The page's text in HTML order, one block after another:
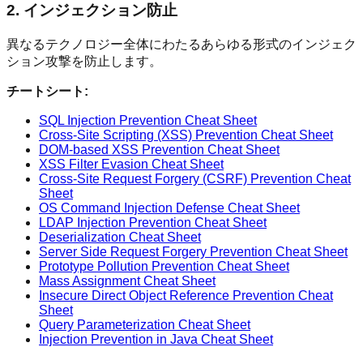
2. インジェクション防止
異なるテクノロジー全体にわたるあらゆる形式のインジェク
ション攻撃を防止します。
チートシート:
SQL Injection Prevention Cheat Sheet
Cross-Site Scripting (XSS) Prevention Cheat Sheet
DOM-based XSS Prevention Cheat Sheet
XSS Filter Evasion Cheat Sheet
Cross-Site Request Forgery (CSRF) Prevention Cheat
Sheet
OS Command Injection Defense Cheat Sheet
LDAP Injection Prevention Cheat Sheet
Deserialization Cheat Sheet
Server Side Request Forgery Prevention Cheat Sheet
Prototype Pollution Prevention Cheat Sheet
Mass Assignment Cheat Sheet
Insecure Direct Object Reference Prevention Cheat
Sheet
Query Parameterization Cheat Sheet
Injection Prevention in Java Cheat Sheet